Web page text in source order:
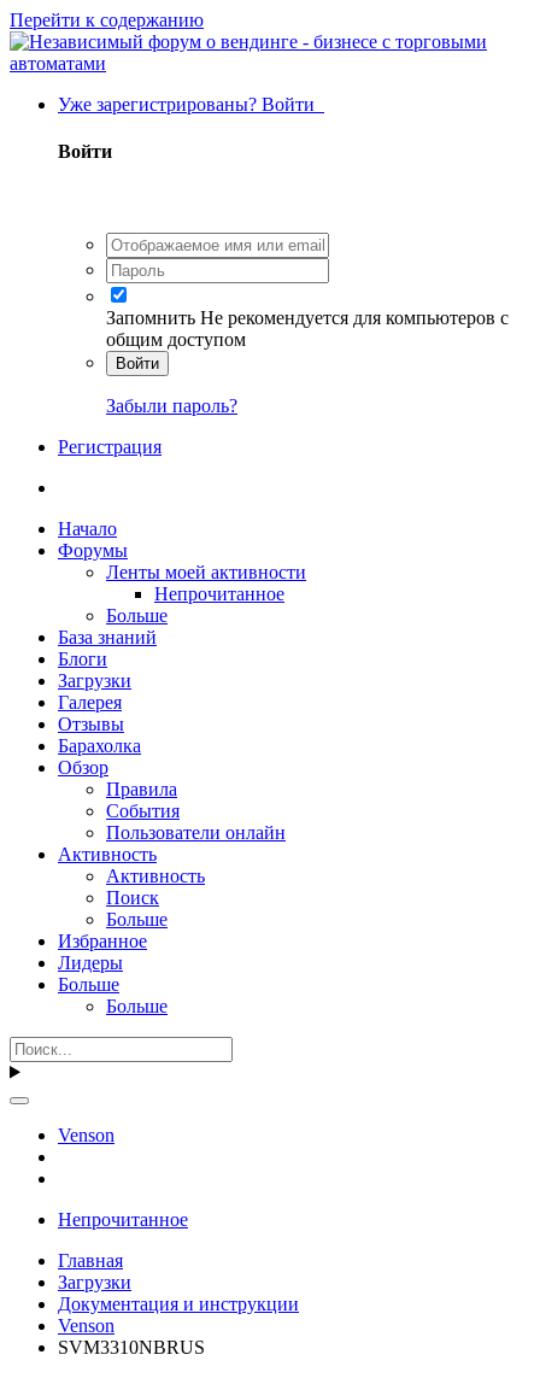
Перейти к содержанию
Уже зарегистрированы? Войти
Войти
Запомнить Не рекомендуется для компьютеров с
общим доступом
Войти
Забыли пароль?
Регистрация
Начало
Форумы
Ленты моей активности
Непрочитанное
Больше
База знаний
Блоги
Загрузки
Галерея
Отзывы
Барахолка
Обзор
Правила
События
Пользователи онлайн
Активность
Активность
Поиск
Больше
Избранное
Лидеры
Больше
Больше
Venson
Непрочитанное
Главная
Загрузки
Документация и инструкции
Venson
SVM3310NBRUS